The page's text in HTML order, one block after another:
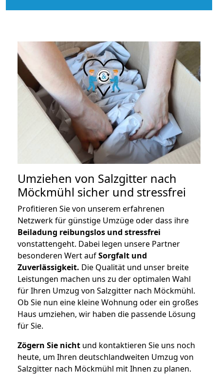
Umziehen von Salzgitter nach
Möckmühl sicher und stressfrei
Profitieren Sie von unserem erfahrenen
Netzwerk für günstige Umzüge oder dass ihre
Beiladung reibungslos und stressfrei
vonstattengeht. Dabei legen unsere Partner
besonderen Wert aufSorgfalt und
Zuverlässigkeit. Die Qualität und unser breite
Leistungen machen uns zu der optimalen Wahl
für Ihren Umzug von Salzgitter nach Möckmühl.
Ob Sie nun eine kleine Wohnung oder ein großes
Haus umziehen, wir haben die passende Lösung
für Sie.
Zögern Sie nicht und kontaktieren Sie uns noch
heute, um Ihren deutschlandweiten Umzug von
Salzgitter nach Möckmühl mit Ihnen zu planen.